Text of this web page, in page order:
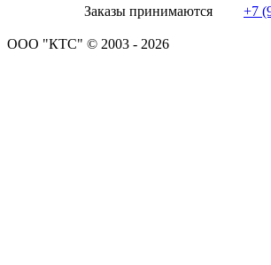
Заказы принимаются +7
ООО "КТС" © 2003 - 2026